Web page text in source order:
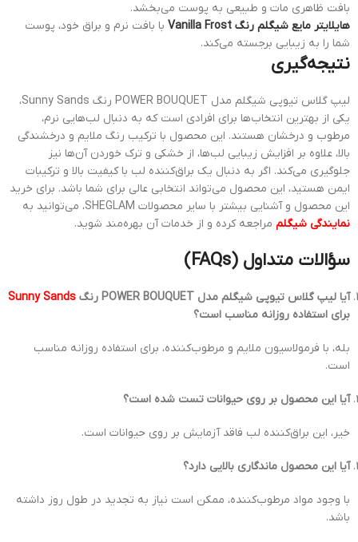
بافت ظاهری مات و طبیعی به پوست می‌بخشد.
هایلایتر مایع شیگلم رنگ Vanilla Frost
با بافت نرم و براق خود، پوست
شما را به زیبایی برجسته می‌کند.
نتیجه‌گیری
لیپ گلاس تیوپی شیگلم مدل POWER BOUQUET رنگ Sunny Sands،
یکی از بهترین انتخاب‌ها برای افرادی است که به دنبال لب‌هایی نرم،
مرطوب و درخشان هستند. این محصول با ترکیب رنگ ملایم و درخشندگی
بالا، علاوه بر افزایش زیبایی لب‌ها، از خشکی و ترک خوردن آن‌ها نیز
جلوگیری می‌کند. اگر به دنبال یک براق‌کننده لب با کیفیت بالا و ترکیبات
ایمن هستید، این محصول می‌تواند انتخابی عالی برای شما باشد. برای خرید
این محصول و آشنایی بیشتر با سایر محصولات SHEGLAM، می‌توانید به
نمایندگی شیگلم مراجعه کرده و از خدمات آن بهره‌مند شوید.
سؤالات متداول (FAQs)
آیا لیپ گلاس تیوپی شیگلم مدل POWER BOUQUET رنگ
Sunny Sands
برای استفاده روزانه مناسب است؟
بله، با فرمولاسیون ملایم و مرطوب‌کننده، برای استفاده روزانه مناسب
است.
آیا این محصول بر روی حیوانات تست شده است؟
خیر، این براق‌کننده لب فاقد آزمایش بر روی حیوانات است.
آیا این محصول ماندگاری بالایی دارد؟
با وجود مواد مرطوب‌کننده، ممکن است نیاز به تجدید در طول روز داشته
باشد.